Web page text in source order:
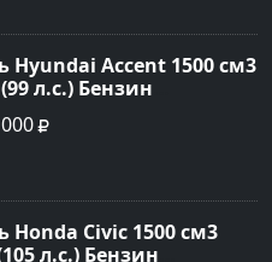
Hyundai Accent 1500 см3
л.с.) Бензин
в Анапа: цвет белый
года по цене 136000
Honda Civic 1500 см3
л.с.) Бензин